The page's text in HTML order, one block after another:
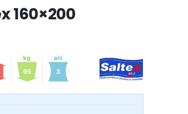
160×200
kg
95
ani
3